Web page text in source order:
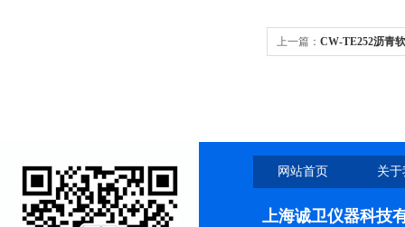
上一篇： CW-TE252沥青
网站首页 关
上海诚卫仪器科技